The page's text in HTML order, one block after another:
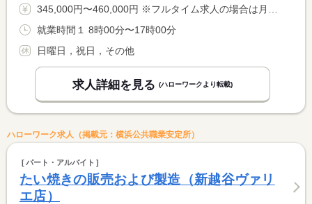
345,000円〜460,000円 ※フルタイム求人の場合は月額（換算額）、パート求人の場合は時間額を表示しています。
就業時間１ 8時00分〜17時00分
日曜日，祝日，その他
求人詳細を見る (ハローワークより転載)
ハローワーク求人（掲載元：横浜公共職業安定所）
パート・アルバイト
たい焼きの販売および製造（新越谷ヴァリ
エ店）